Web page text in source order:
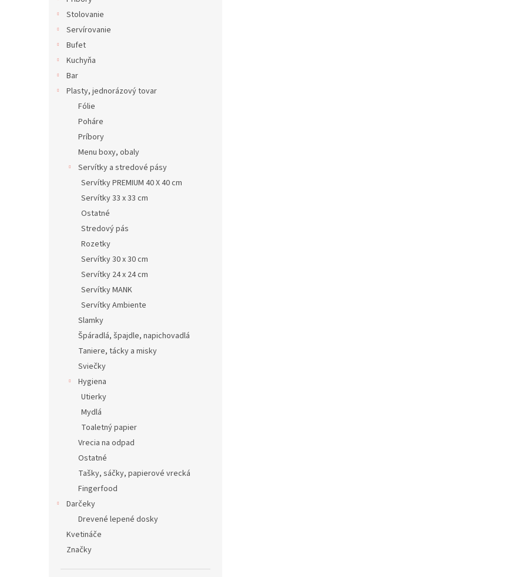
Stolovanie
Servírovanie
Bufet
Kuchyňa
Bar
Plasty, jednorázový tovar
Fólie
Poháre
Príbory
Menu boxy, obaly
Servítky a stredové pásy
Servítky PREMIUM 40 X 40 cm
Servítky 33 x 33 cm
Ostatné
Stredový pás
Rozetky
Servítky 30 x 30 cm
Servítky 24 x 24 cm
Servítky MANK
Servítky Ambiente
Slamky
Špáradlá, špajdle, napichovadlá
Taniere, tácky a misky
Sviečky
Hygiena
Utierky
Mydlá
Toaletný papier
Vrecia na odpad
Ostatné
Tašky, sáčky, papierové vrecká
Fingerfood
Darčeky
Drevené lepené dosky
Kvetináče
Značky